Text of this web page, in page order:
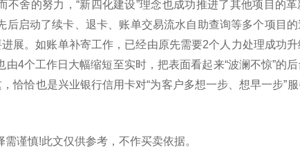
不舍的努力，“新四化建设”理念也成功推进了其他项目的
后启动了续卡、退卡、账单交易流水自助查询等多个项目
展。如账单补寄工作，已经由原先需要2个人力处理成功
4个工作日大幅缩短至实时，把表面看起来“波澜不惊”的
恰恰也是兴业银行信用卡对“为客户多想一步、想早一步”
谨慎!此文仅供参考，不作买卖依据。